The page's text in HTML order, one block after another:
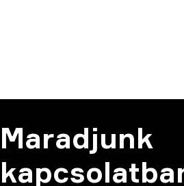
Maradjunk